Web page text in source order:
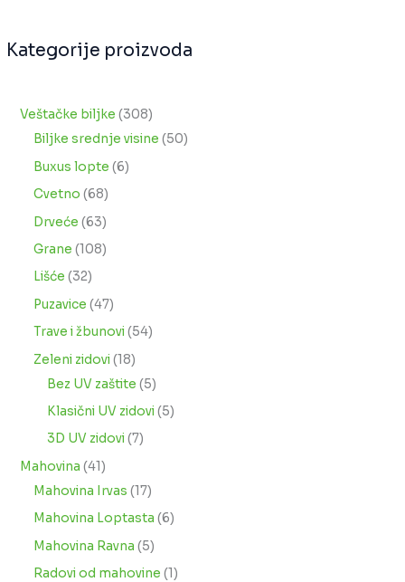
Kategorije proizvoda
Veštačke biljke 308
Biljke srednje visine 50
Buxus lopte 6
Cvetno 68
Drveće 63
Grane 108
Lišće 32
Puzavice 47
Trave i žbunovi 54
Zeleni zidovi 18
Bez UV zaštite 5
Klasični UV zidovi 5
3D UV zidovi 7
Mahovina 41
Mahovina Irvas 17
Mahovina Loptasta 6
Mahovina Ravna 5
Radovi od mahovine 1